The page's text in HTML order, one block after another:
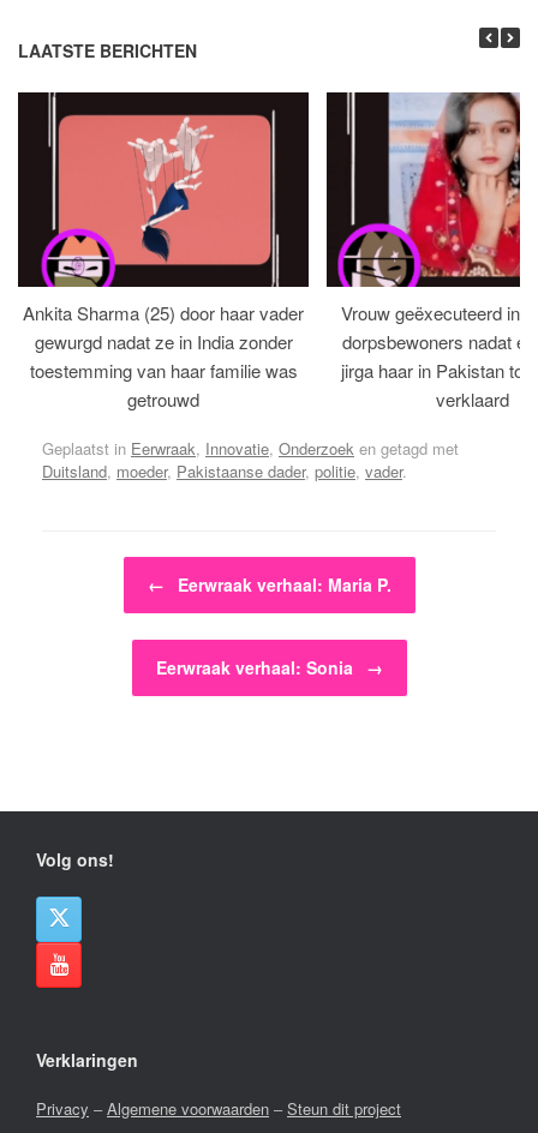
LAATSTE BERICHTEN
Ankita Sharma (25) door haar vader
gewurgd nadat ze in India zonder
toestemming van haar familie was
getrouwd
Vrouw geëxecuteerd in
dorpsbewoners nadat
jirga haar in Pakistan tot
verklaard
Geplaatst in Eerwraak, Innovatie, Onderzoek en getagd met
Duitsland, moeder, Pakistaanse dader, politie, vader.
Bericht navigatie
← Eerwraak verhaal: Maria P.
Eerwraak verhaal: Sonia →
Volg ons!
Verklaringen
Privacy –Algemene voorwaarden –Steun dit project